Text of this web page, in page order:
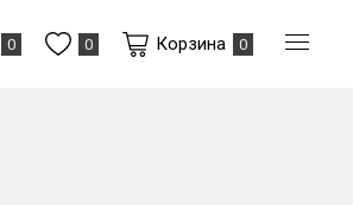
0 0 Корзина 0